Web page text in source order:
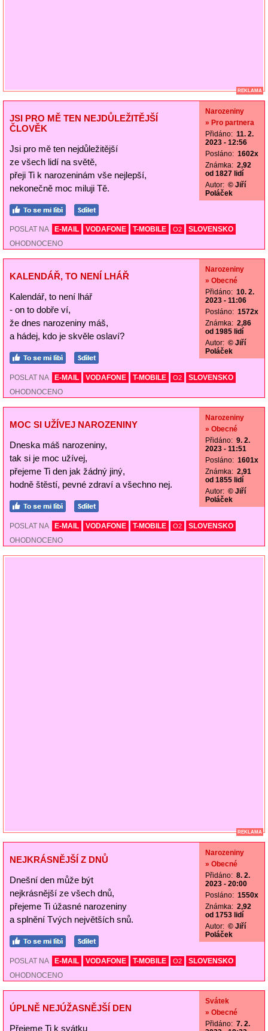
REKLAMA
JSI PRO MĚ TEN NEJDŮLEŽITĚJŠÍ
ČLOVĚK
Jsi pro mě ten nejdůležitější
ze všech lidí na světě,
přeji Ti k narozeninám vše nejlepší,
nekonečně moc miluji Tě.
Narozeniny
» Pro partnera
Přidáno: 11. 2.
2023 - 12:56
Posláno: 1602x
Známka: 2,92
od 1827 lidí
Autor: © Jiří
Poláček
POSLAT NA E-MAIL VODAFONE T-MOBILE O2
SLOVENSKO
OHODNOCENO
KALENDÁŘ, TO NENÍ LHÁŘ
Kalendář, to není lhář
- on to dobře ví,
že dnes narozeniny máš,
a hádej, kdo je skvěle oslaví?
Narozeniny
» Obecné
Přidáno: 10. 2.
2023 - 11:06
Posláno: 1572x
Známka: 2,86
od 1985 lidí
Autor: © Jiří
Poláček
POSLAT NA E-MAIL VODAFONE T-MOBILE O2
SLOVENSKO
OHODNOCENO
MOC SI UŽÍVEJ NAROZENINY
Dneska máš narozeniny,
tak si je moc užívej,
přejeme Ti den jak žádný jiný,
hodně štěstí, pevné zdraví a všechno nej.
Narozeniny
» Obecné
Přidáno: 9. 2.
2023 - 11:51
Posláno: 1601x
Známka: 2,91
od 1855 lidí
Autor: © Jiří
Poláček
POSLAT NA E-MAIL VODAFONE T-MOBILE O2
SLOVENSKO
OHODNOCENO
REKLAMA
NEJKRÁSNĚJŠÍ Z DNŮ
Dnešní den může být
nejkrásnější ze všech dnů,
přejeme Ti úžasné narozeniny
a splnění Tvých největších snů.
Narozeniny
» Obecné
Přidáno: 8. 2.
2023 - 20:00
Posláno: 1550x
Známka: 2,92
od 1753 lidí
Autor: © Jiří
Poláček
POSLAT NA E-MAIL VODAFONE T-MOBILE O2
SLOVENSKO
OHODNOCENO
ÚPLNĚ NEJÚŽASNĚJŠÍ DEN
Přejeme Ti k svátku
Svátek
» Obecné
Přidáno: 7. 2.